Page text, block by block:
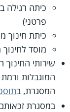
כיתה רגילה
פרטני)
כיתת חינוך
מוסד לחינוך
שירותי
המוגבלות
המסגרת, ב
במסגרת זכאותם